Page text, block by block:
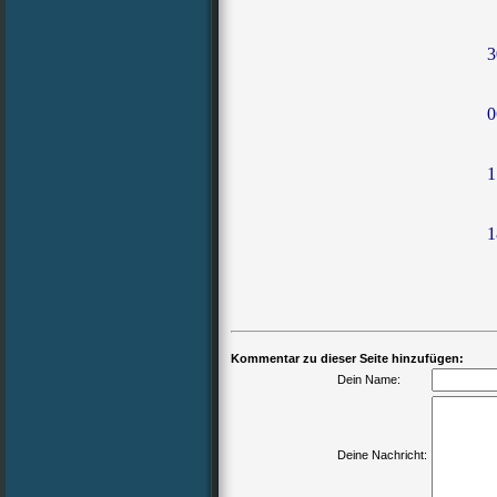
Kommentar zu dieser Seite hinzufügen:
Dein Name:
Deine Nachricht: